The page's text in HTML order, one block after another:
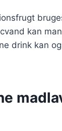
kan
drink kan